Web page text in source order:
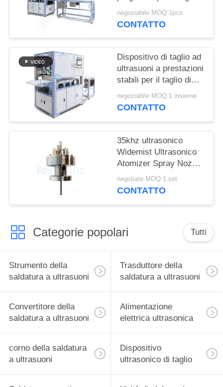
senza soluzione di
continuità di tessuti
gomma
negoziabile MOQ:1pcs
CONTATTO
Dispositivo di taglio ad
ultrasuoni a prestazioni
stabili per il taglio di
torte con lama larga e
facile utilizzo per
negoziabile MOQ:1 insieme
CONTATTO
35khz ultrasonico
Widemist Ultrasonico
Atomizer Spray Nozzle
per la produzione di
celle a combustibile
negotiate MOQ:1 set
CONTATTO
Categorie popolari Tutti
Strumento della
saldatura a ultrasuoni
Trasduttore della
saldatura a ultrasuoni
Convertitore della
saldatura a ultrasuoni
Alimentazione
elettrica ultrasonica
corno della saldatura
a ultrasuoni
Dispositivo
ultrasonico di taglio